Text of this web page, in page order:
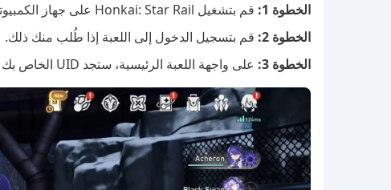
الخطوة 1:
قم بتشغيل Honkai: Star Rail على جهاز الكمبيوتر أو الهاتف المحمول أو وحدة التحكم.
الخطوة 2:
قم بتسجيل الدخول إلى اللعبة إذا طُلب منك ذلك.
الخطوة 3:
على واجهة اللعبة الرئيسية، ستجد UID الخاص بك في الزاوية السفلية اليسرى من الشاشة.